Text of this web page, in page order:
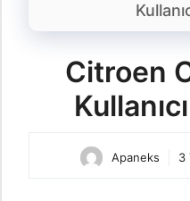
Citroen
Apaneks 3